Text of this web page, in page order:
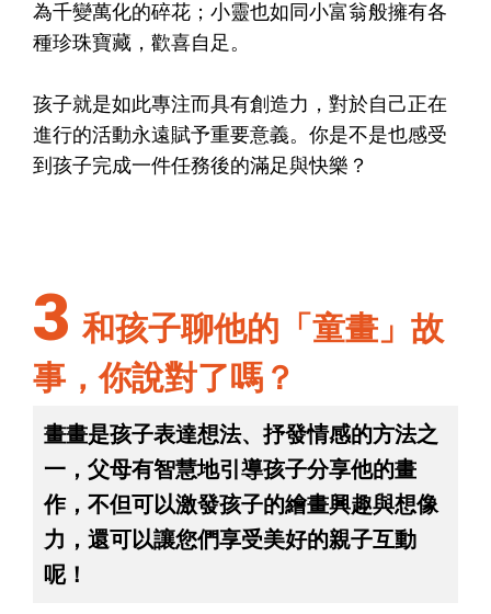
為千變萬化的碎花；小靈也如同小富翁般擁有各
種珍珠寶藏，歡喜自足。
孩子就是如此專注而具有創造力，對於自己正在
進行的活動永遠賦予重要意義。你是不是也感受
到孩子完成一件任務後的滿足與快樂？
3 和孩子聊他的「童畫」故
事，你說對了嗎？
畫畫是孩子表達想法、抒發情感的方法之
一，父母有智慧地引導孩子分享他的畫
作，不但可以激發孩子的繪畫興趣與想像
力，還可以讓您們享受美好的親子互動
呢！